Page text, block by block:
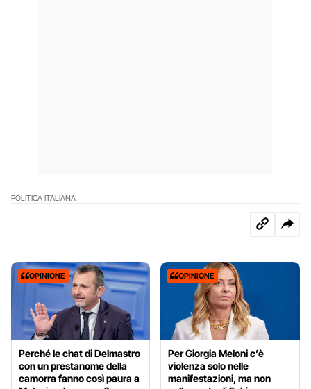
POLITICA ITALIANA
OPINIONE
Perché le chat di Delmastro
con un prestanome della
camorra fanno così paura a
OPINIONE
Per Giorgia Meloni c’è
violenza solo nelle
manifestazioni, ma non